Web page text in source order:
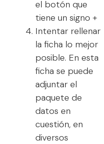
el botón que
tiene un signo +
Intentar rellenar
la ficha lo mejor
posible. En esta
ficha se puede
adjuntar el
paquete de
datos en
cuestión, en
diversos